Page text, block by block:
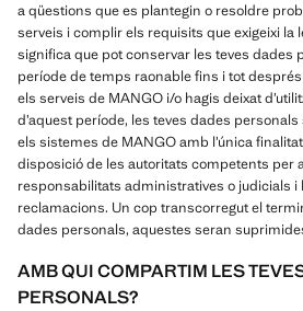
a qüestions que es plantegin o resoldre
serveis i complir els requisits que exigeixi la
significa que pot conservar les teves dades
període de temps raonable fins i tot
els serveis de MANGO i/o hagis deixat
d’aquest període, les teves dades
els sistemes de MANGO amb l’única
disposició de les autoritats competents per
responsabilitats administratives o judicials i
reclamacions. Un cop transcorregut el
dades personals, aquestes seran
AMB QUI COMPARTIM LES
PERSONALS?